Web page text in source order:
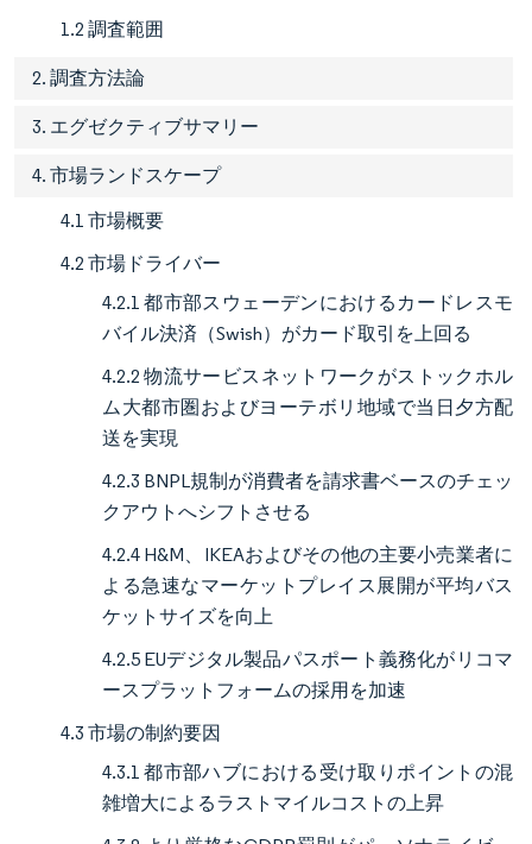
1.2 調査範囲
2. 調査方法論
3. エグゼクティブサマリー
4. 市場ランドスケープ
4.1 市場概要
4.2 市場ドライバー
4.2.1 都市部スウェーデンにおけるカードレスモ
バイル決済（Swish）がカード取引を上回る
4.2.2 物流サービスネットワークがストックホル
ム大都市圏およびヨーテボリ地域で当日夕方配
送を実現
4.2.3 BNPL規制が消費者を請求書ベースのチェッ
クアウトへシフトさせる
4.2.4 H&M、IKEAおよびその他の主要小売業者に
よる急速なマーケットプレイス展開が平均バス
ケットサイズを向上
4.2.5 EUデジタル製品パスポート義務化がリコマ
ースプラットフォームの採用を加速
4.3 市場の制約要因
4.3.1 都市部ハブにおける受け取りポイントの混
雑増大によるラストマイルコストの上昇